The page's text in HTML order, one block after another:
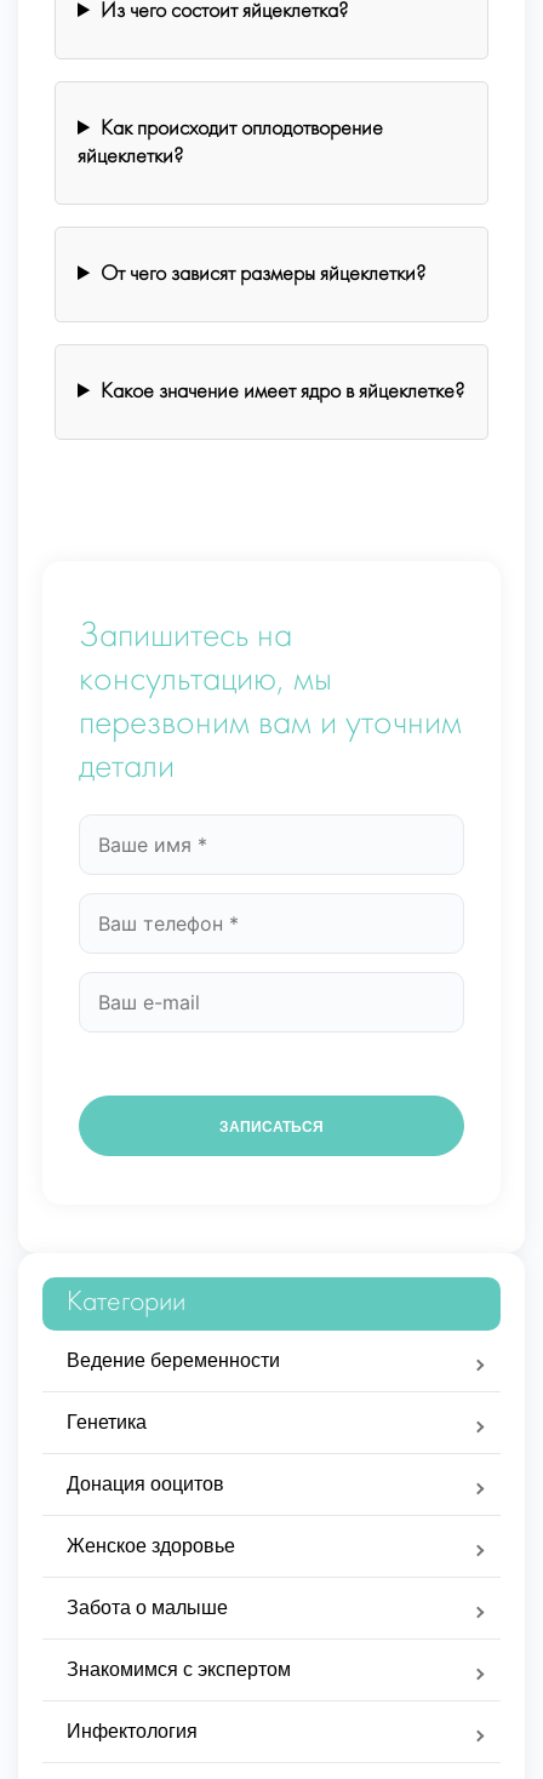
Из чего состоит яйцеклетка?
Как происходит оплодотворение
яйцеклетки?
От чего зависят размеры яйцеклетки?
Какое значение имеет ядро в яйцеклетке?
Запишитесь на
консультацию, мы
перезвоним вам и уточним
детали
Категории
Ведение беременности
Генетика
Донация ооцитов
Женское здоровье
Забота о малыше
Знакомимся с экспертом
Инфектология